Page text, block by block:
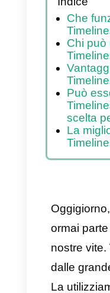
Indice
Che
Chi
La